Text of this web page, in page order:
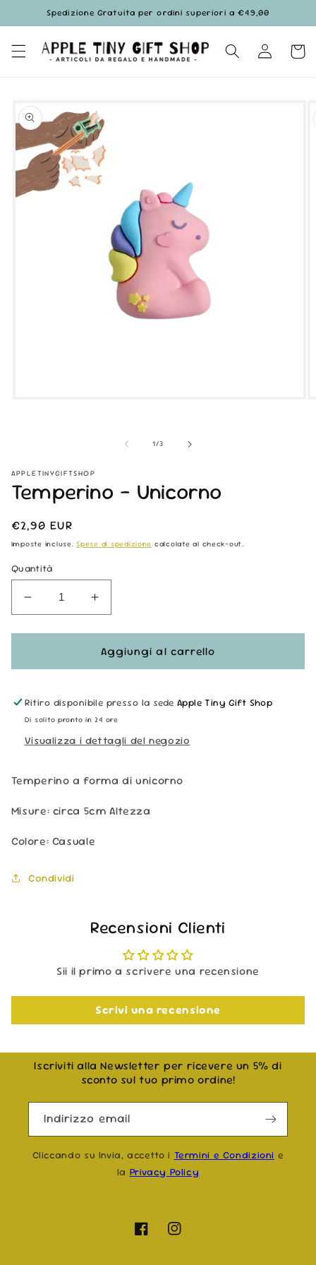
direttamente
ai contenuti
Spedizione Gratuita per ordini superiori a €49,00
Accedi
informazioni
sul prodotto
1/su
3
APPLETINYGIFTSHOP
Temperino - Unicorno
Prezzo
di
€2,90 EUR
Imposte incluse.Spese di spedizione calcolate al check-out.
Quantità
Diminuisci
quantità
per
-
Aumenta
quantità
per
Temperino
-
Aggiungi al carrello
Ritiro disponibile presso la sede Apple Tiny Gift Shop
Di solito pronto in 24 ore
Visualizza i dettagli del negozio
Temperino a forma di unicorno
Misure: circa 5cm Altezza
Colore: Casuale
Condividi
Recensioni Clienti
Sii il primo a scrivere una recensione
Scrivi una recensione
Iscriviti alla Newsletter per ricevere un 5% di
sconto sul tuo primo ordine!
Indirizzo email
Cliccando su Invia, accetto i Termini e Condizioni e
la Privacy Policy
FacebookInstagram